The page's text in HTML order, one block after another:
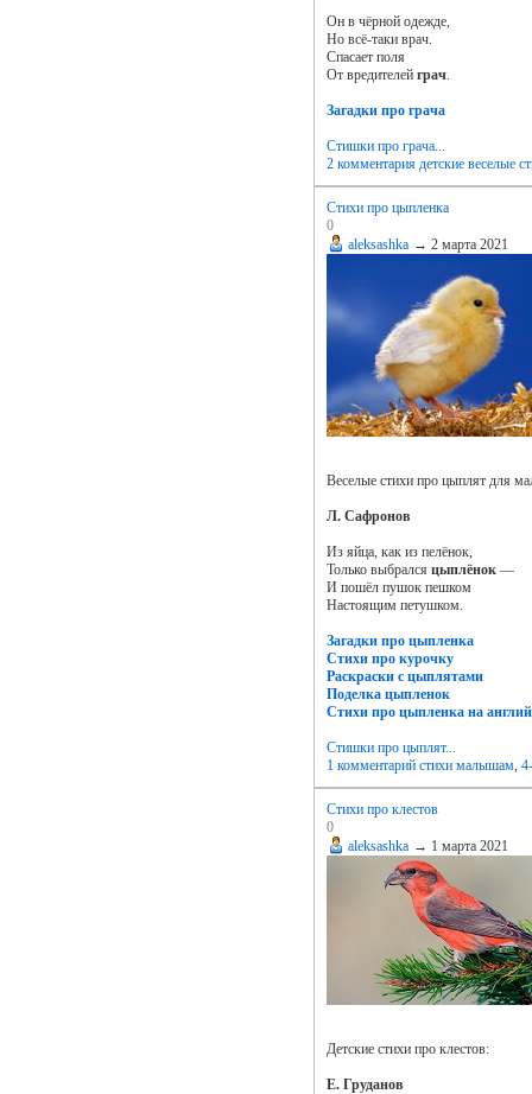
Он в чёрной одежде,
Но всё-таки врач.
Спасает поля
От вредителей грач.
Загадки про грача
Стишки про грача...
2 комментария детские веселые
Cтихи про цыпленка
0
aleksashka → 2 марта 2021
Веселые стихи про цыплят для
Л. Сафронов
Из яйца, как из пелёнок,
Только выбрался цыплёнок—
И пошёл пушок пешком
Настоящим петушком.
Загадки про цыпленка
Стихи про курочку
Раскраски с цыплятами
Поделка цыпленок
Стихи про цыпленка на
Стишки про цыплят...
1 комментарий стихи малышам,
Стихи про клестов
0
aleksashka → 1 марта 2021
Детские стихи про клестов:
Е. Груданов